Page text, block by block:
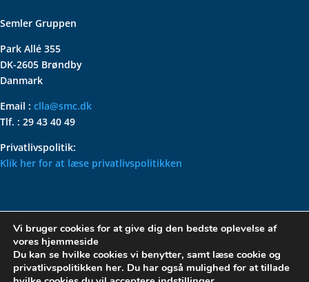
Semler Gruppen
Park Allé 355
DK-2605 Brøndby
Danmark
Email : clla@smc.dk
Tlf. : 29 43 40 49
Privatlivspolitik:
Klik her for at læse privatlivspolitikken
VOLKSWAGEN CLASSIC
PARTS – HOLDER DIN
KLASSISKE VOLKSWAGEN I
TOPFORM
Vi bruger cookies for at give dig den bedste oplevelse af
vores hjemmeside
Du kan se hvilke cookies vi benytter, samt læse cookie og
privatlivspolitikken her. Du har også mulighed for at tillade